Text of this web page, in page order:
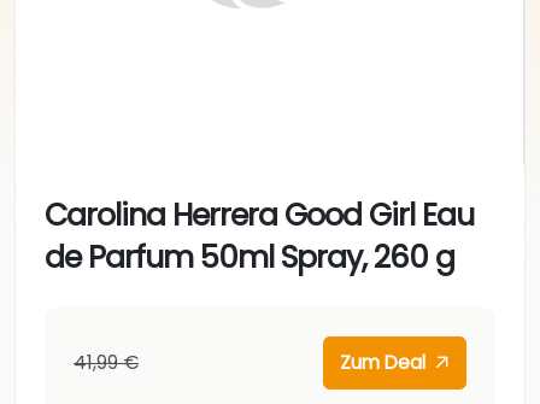
Carolina Herrera Good Girl Eau
de Parfum 50ml Spray, 260 g
41,99 € Zum Deal